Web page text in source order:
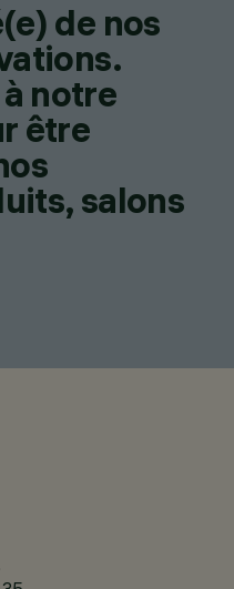
de nos
notre
être
salons